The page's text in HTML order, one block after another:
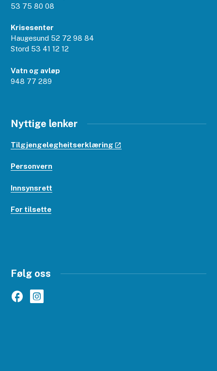
53 75 80 08
Krisesenter
Haugesund 52 72 98 84
Stord 53 41 12 12
Vatn og avløp
948 77 289
Nyttige lenker
Tilgjengelegheitserklæring
Personvern
Innsynsrett
For tilsette
Følg oss
FacebookInstagram